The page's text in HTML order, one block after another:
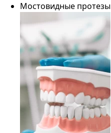
Мостовидные протезы